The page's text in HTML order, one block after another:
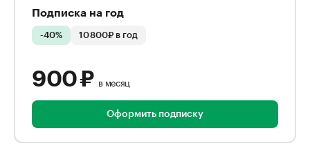
Подписка на год
-40% 10 800₽ в год
900 ₽ в месяц
Оформить подписку